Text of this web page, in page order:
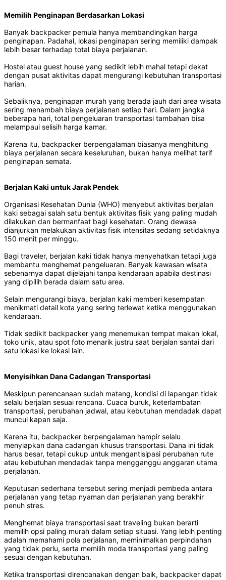
Memilih Penginapan Berdasarkan Lokasi
Banyak backpacker pemula hanya membandingkan harga
penginapan. Padahal, lokasi penginapan sering memiliki dampak
lebih besar terhadap total biaya perjalanan.
Hostel atau guest house yang sedikit lebih mahal tetapi dekat
dengan pusat aktivitas dapat mengurangi kebutuhan transportasi
harian.
Sebaliknya, penginapan murah yang berada jauh dari area wisata
sering menambah biaya perjalanan setiap hari. Dalam jangka
beberapa hari, total pengeluaran transportasi tambahan bisa
melampaui selisih harga kamar.
Karena itu, backpacker berpengalaman biasanya menghitung
biaya perjalanan secara keseluruhan, bukan hanya melihat tarif
penginapan semata.
Berjalan Kaki untuk Jarak Pendek
Organisasi Kesehatan Dunia (WHO) menyebut aktivitas berjalan
kaki sebagai salah satu bentuk aktivitas fisik yang paling mudah
dilakukan dan bermanfaat bagi kesehatan. Orang dewasa
dianjurkan melakukan aktivitas fisik intensitas sedang setidaknya
150 menit per minggu.
Bagi traveler, berjalan kaki tidak hanya menyehatkan tetapi juga
membantu menghemat pengeluaran. Banyak kawasan wisata
sebenarnya dapat dijelajahi tanpa kendaraan apabila destinasi
yang dipilih berada dalam satu area.
Selain mengurangi biaya, berjalan kaki memberi kesempatan
menikmati detail kota yang sering terlewat ketika menggunakan
kendaraan.
Tidak sedikit backpacker yang menemukan tempat makan lokal,
toko unik, atau spot foto menarik justru saat berjalan santai dari
satu lokasi ke lokasi lain.
Menyisihkan Dana Cadangan Transportasi
Meskipun perencanaan sudah matang, kondisi di lapangan tidak
selalu berjalan sesuai rencana. Cuaca buruk, keterlambatan
transportasi, perubahan jadwal, atau kebutuhan mendadak dapat
muncul kapan saja.
Karena itu, backpacker berpengalaman hampir selalu
menyiapkan dana cadangan khusus transportasi. Dana ini tidak
harus besar, tetapi cukup untuk mengantisipasi perubahan rute
atau kebutuhan mendadak tanpa mengganggu anggaran utama
perjalanan.
Keputusan sederhana tersebut sering menjadi pembeda antara
perjalanan yang tetap nyaman dan perjalanan yang berakhir
penuh stres.
Menghemat biaya transportasi saat traveling bukan berarti
memilih opsi paling murah dalam setiap situasi. Yang lebih penting
adalah memahami pola perjalanan, meminimalkan perpindahan
yang tidak perlu, serta memilih moda transportasi yang paling
sesuai dengan kebutuhan.
Ketika transportasi direncanakan dengan baik, backpacker dapat